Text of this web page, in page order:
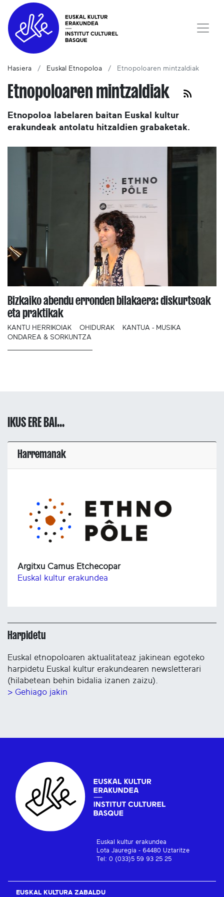
Hasiera Euskal Etnopoloa Etnopoloaren mintzaldiak
Etnopoloaren mintzaldiak
Etnopoloa labelaren baitan Euskal kultur
erakundeak antolatu hitzaldien grabaketak.
Bizkaiko abendu erronden bilakaera: diskurtsoak
eta praktikak
KANTU HERRIKOIAK OHIDURAK
KANTUA - MUSIKA
ONDAREA & SORKUNTZA
IKUS ERE BAI...
Harremanak
Argitxu Camus Etchecopar
Euskal kultur erakundea
Harpidetu
Euskal etnopoloaren aktualitateaz jakinean egoteko
harpidetu Euskal kultur erakundearen newsletterari
(hilabetean behin bidalia izanen zaizu).
> Gehiago jakin
Euskal kultur erakundea
Lota Jauregia - 64480 Uztaritze
Tel: 0 (033)5 59 93 25 25
EUSKAL KULTURA ZABALDU